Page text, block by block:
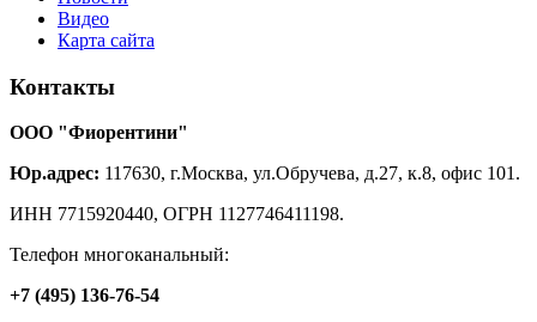
Видео
Карта сайта
Контакты
ООО "Фиорентини"
Юр.адрес: 117630, г.Москва, ул.Обручева, д.27, к.8, офис 101.
ИНН 7715920440, ОГРН 1127746411198.
Телефон многоканальный:
+7 (495) 136-76-54